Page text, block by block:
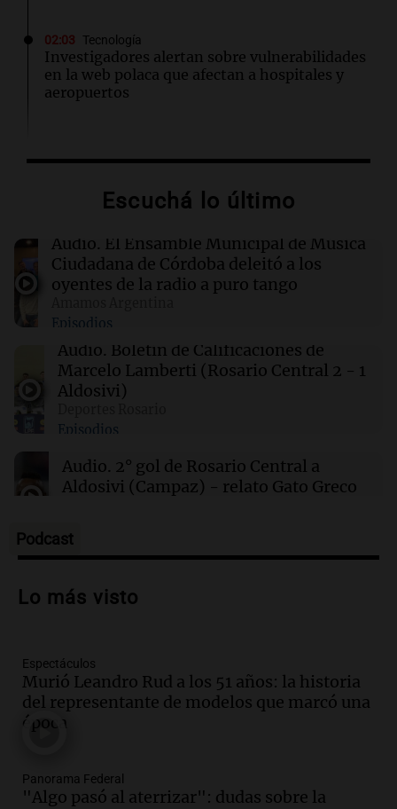
02:03 Tecnología
Investigadores alertan sobre vulnerabilidades
en la web polaca que afectan a hospitales y
aeropuertos
Trump vuelve a intentar limitar la ciudadanía
01:31 Ciencia
Descubren vida inesperada en el cuerpo de
Ötzi, el hombre de hielo de 5.300 años
00:55 Mundo
China se prepara para el tifón Dolphin; cierran
escuelas y actividades turísticas en varias
provincias
00:32 Clima
sábado 8 de agosto
Escuchá lo último
Audio. El Ensamble Municipal de Música
Ciudadana de Córdoba deleitó a los
oyentes de la radio a puro tango
Episodios
Audio. Boletín de Calificaciones de
Marcelo Lamberti (Rosario Central 2 - 1
Aldosivi)
Episodios
Audio. 2° gol de Rosario Central a
Aldosivi (Campaz) - relato Gato Greco
Audio.Nuevo desarrollo urbano y casa
en Villa María
Audio.
la Bulaya abrirá sus puertas mañana con
diversas actividades y sorpresas
Panorama Federal
edificios y proyecta una casa del
Podcast
Lo más visto
Espectáculos
Murió Leandro Rud a los 51 años: la historia
del representante de modelos que marcó una
época
Panorama Federal
"Algo pasó al aterrizar": dudas sobre la